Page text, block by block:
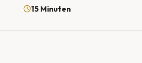
15 Minuten